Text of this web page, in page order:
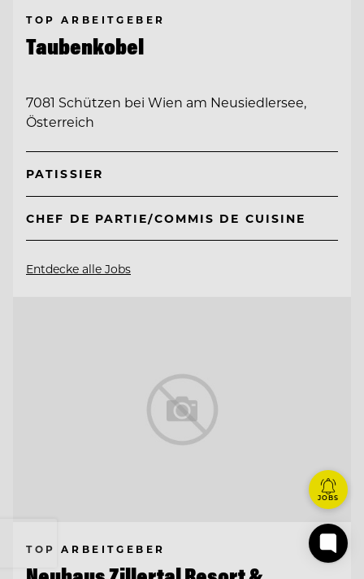
TOP ARBEITGEBER
Taubenkobel
7081 Schützen bei Wien am Neusiedlersee,
Österreich
PATISSIER
CHEF DE PARTIE/COMMIS DE CUISINE
Entdecke alle Jobs
TOP ARBEITGEBER
JOBS